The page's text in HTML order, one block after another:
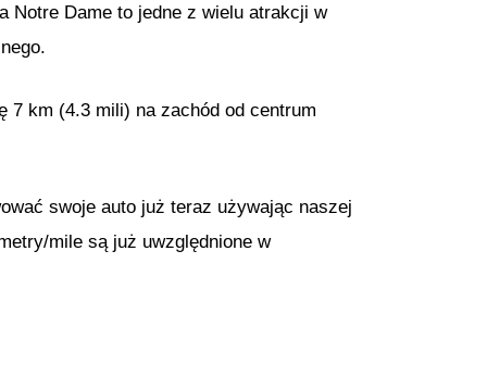
Notre Dame to jedne z wielu atrakcji w
7 km (4.3 mili) na zachód od centrum
swoje auto już teraz używając naszej
mile są już uwzględnione w